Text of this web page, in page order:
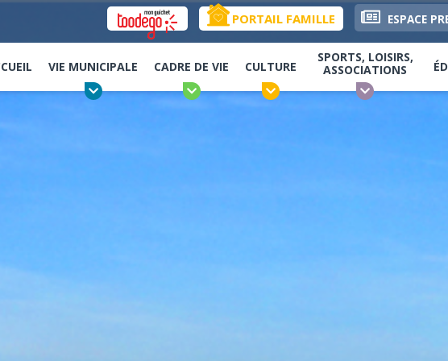
PORTAIL FAMILLE ESPACE
VIE MUNICIPALE CADRE DE VIE CULTURE
SPORTS, LOISIRS,
ASSOCIATIONS